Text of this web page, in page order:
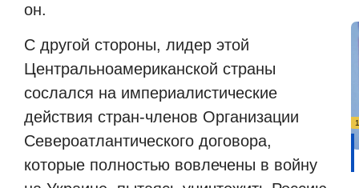
он.
С другой стороны, лидер этой
Центральноамериканской страны
сослался на империалистические
действия стран-членов Организации
Североатлантического договора,
которые полностью вовлечены в войну